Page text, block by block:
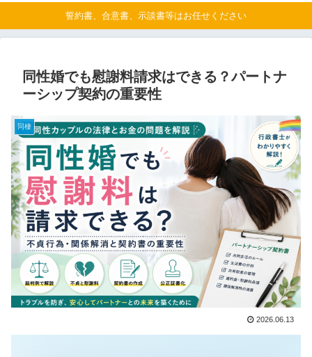
誓約書、合意書、示談書等はお任せください
同性婚でも慰謝料請求はできる？パートナ
ーシップ契約の重要性
同棲
2026.06.13